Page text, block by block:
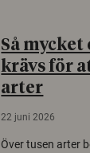
Så
krävs för
arter
22 juni 2026
Över tusen arter